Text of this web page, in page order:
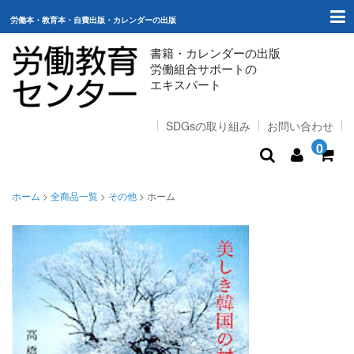
労働本・教育本・自費出版・カレンダーの出版
書籍・カレンダーの出版
労働組合サポートの
エキスパート
SDGsの取り組み お問い合わせ
0
ホーム
出版（ご購入）
自費出版
労働組合サポート
スタッフコラム
ホーム > 全商品一覧 > その他 > ホーム